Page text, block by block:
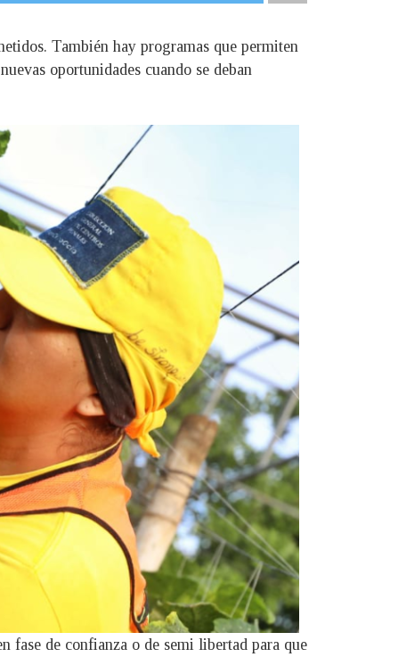
También hay programas que permiten
oportunidades cuando se deban
fase de confianza o de semi libertad para que